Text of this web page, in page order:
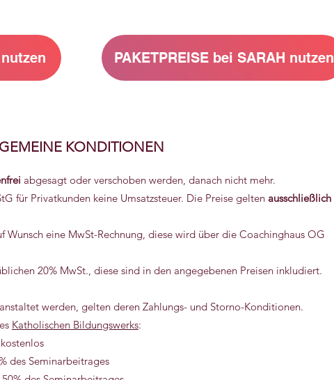
PAKETPREISE bei SARAH nutzen
KONDITIONEN
abgesagt oder verschoben werden, danach nicht mehr.
für Privatkunden keine Umsatzsteuer. Die Preise gelten ausschließlich
Wunsch eine MwSt-Rechnung, diese wird über die Coachinghaus OG
20% MwSt., diese sind in den angegebenen Preisen inkludiert.
werden, gelten deren Zahlungs- und Storno-Konditionen.
Katholischen Bildungswerks:
des Seminarbeitrages